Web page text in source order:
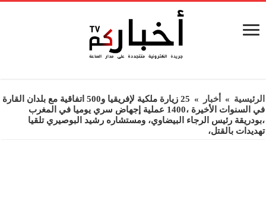
الرئيسية » أخبار »
25 زيارة ملكية لإفريقيا و500 اتفاقية مع بلدان القارة
في السنوات الأخيرة ،1400 عملية إجهاض سري يوميا في المغرب
،بودريقة رئيس الرجاء البيضاوي، ومستشاره رشيد البوصيري تلقيا
تهديدات بالقتل،